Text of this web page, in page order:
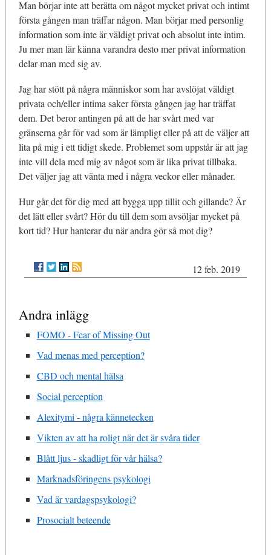
Man börjar inte att berätta om något mycket privat och intimt
första gången man träffar någon. Man börjar med personlig
information som inte är väldigt privat och absolut inte intim.
Ju mer man lär känna varandra desto mer privat information
delar man med sig av.
Jag har stött på några människor som har avslöjat väldigt
privata och/eller intima saker första gången jag har träffat
dem. Det beror antingen på att de har svårt med var
gränserna går för vad som är lämpligt eller på att de väljer att
lita på mig i ett tidigt skede. Problemet som uppstår är att jag
inte vill dela med mig av något som är lika privat tillbaka.
Det väljer jag att vänta med i några veckor eller månader.
Hur går det för dig med att bygga upp tillit och gillande? Är
det lätt eller svårt? Hör du till dem som avsöljar mycket på
kort tid? Hur hanterar du när andra gör så mot dig?
12 feb. 2019
Andra inlägg
FOMO - Fear of Missing Out
Vad menas med perception?
CBD och mental hälsa
Social perception
Alexitymi - några kännetecken
Vikten av att ha roligt när det är svåra tider
Blått ljus - skadligt för vår hälsa?
Marknadsföringens psykologi
Vad är vardagspsykologi?
Prosocialt beteende